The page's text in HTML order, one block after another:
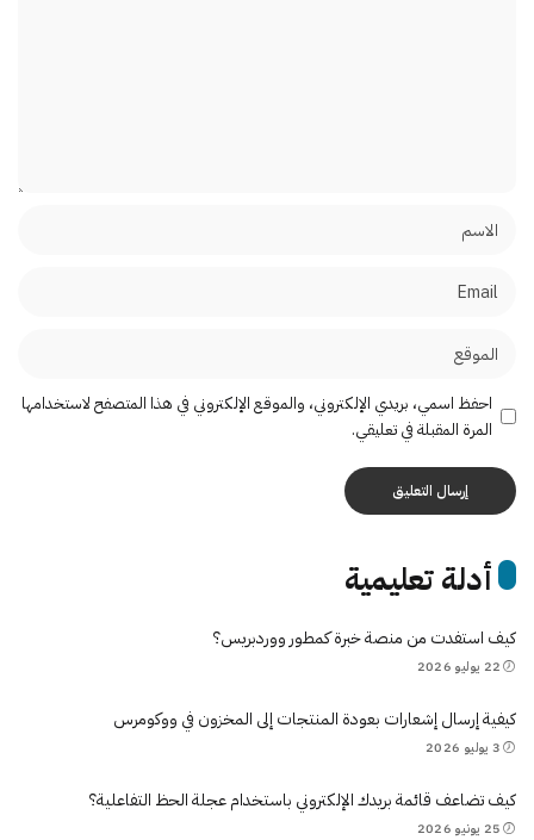
احفظ اسمي، بريدي الإلكتروني، والموقع الإلكتروني في هذا المتصفح لاستخدامها
المرة المقبلة في تعليقي.
أدلة تعليمية
كيف استفدت من منصة خبرة كمطور ووردبريس؟
22 يوليو 2026
كيفية إرسال إشعارات بعودة المنتجات إلى المخزون في ووكومرس
3 يوليو 2026
كيف تضاعف قائمة بريدك الإلكتروني باستخدام عجلة الحظ التفاعلية؟
25 يونيو 2026